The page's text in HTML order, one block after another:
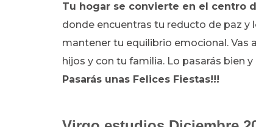
Tu hogar se convierte en el centro
donde encuentras tu reducto de paz y
mantener tu equilibrio emocional. Vas
hijos y con tu familia. Lo pasarás bien
Pasarás unas Felices Fiestas!!!